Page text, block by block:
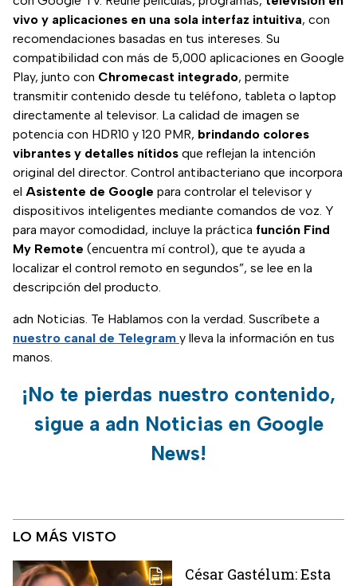
vivo y aplicaciones en una sola interfaz intuitiva, con
recomendaciones basadas en tus intereses. Su
compatibilidad con más de 5,000 aplicaciones en Google
Play, junto con Chromecast integrado, permite
transmitir contenido desde tu teléfono, tableta o laptop
directamente al televisor. La calidad de imagen se
potencia con HDR10 y 120 PMR, brindando colores
vibrantes y detalles nítidos que reflejan la intención
original del director. Control antibacteriano que incorpora
el Asistente de Google para controlar el televisor y
dispositivos inteligentes mediante comandos de voz. Y
para mayor comodidad, incluye la práctica función Find
My Remote (encuentra mí control), que te ayuda a
localizar el control remoto en segundos”, se lee en la
descripción del producto.
adn Noticias. Te Hablamos con la verdad. Suscríbete a
nuestro canal de Telegram y lleva la información en tus
manos.
¡No te pierdas nuestro contenido,
sigue a adn Noticias en Google
News!
LO MÁS VISTO
César Gastélum: Esta